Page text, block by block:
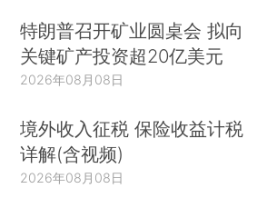
特朗普召开矿业圆桌会 拟向
关键矿产投资超20亿美元
2026年08月08日
境外收入征税 保险收益计税
详解(含视频)
2026年08月08日